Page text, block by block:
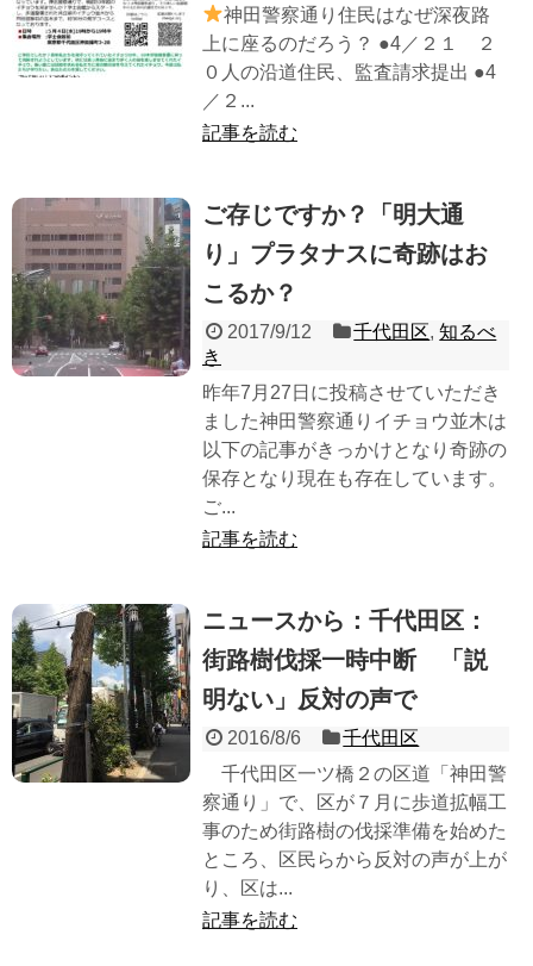
神田警察通り住民はなぜ深夜路
上に座るのだろう？ ●4／２１ ２
０人の沿道住民、監査請求提出 ●4
／２...
記事を読む
ご存じですか？「明大通
り」プラタナスに奇跡はお
こるか？
2017/9/12 千代田区,知るべ
き
昨年7月27日に投稿させていただき
ました神田警察通りイチョウ並木は
以下の記事がきっかけとなり奇跡の
保存となり現在も存在しています。
ご...
記事を読む
ニュースから：千代田区：
街路樹伐採一時中断 「説
明ない」反対の声で
2016/8/6
千代田区
千代田区一ツ橋２の区道「神田警
察通り」で、区が７月に歩道拡幅工
事のため街路樹の伐採準備を始めた
ところ、区民らから反対の声が上が
り、区は...
記事を読む